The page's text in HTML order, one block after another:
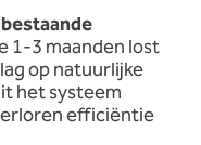
1-3 maanden lost
op natuurlijke
het systeem
efficiëntie